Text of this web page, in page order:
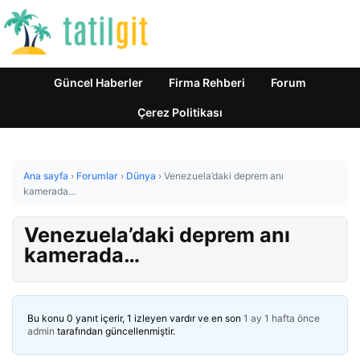
Güncel Haberler Firma Rehberi Forum
Çerez Politikası
Ana sayfa › Forumlar › Dünya › Venezuela’daki deprem anı
kamerada…
Venezuela’daki deprem anı
kamerada…
Bu konu 0 yanıt içerir, 1 izleyen vardır ve en son 1 ay 1 hafta önce
admin tarafından güncellenmiştir.